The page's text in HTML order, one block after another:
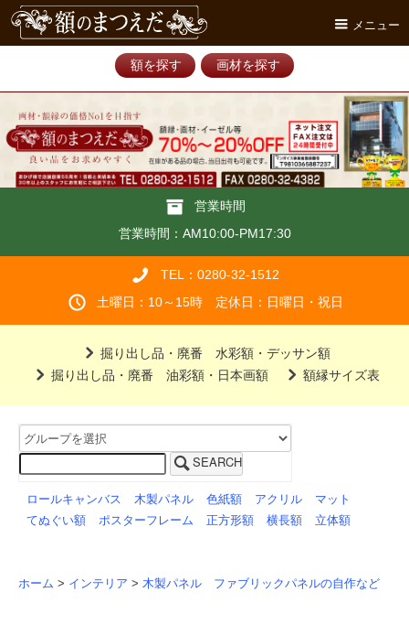
メニュー
額を探す 画材を探す
営業時間
営業時間：AM10:00-PM17:30
TEL：0280-32-1512
土曜日：10～15時 定休日：日曜日・祝日
掘り出し品・廃番 水彩額・デッサン額
掘り出し品・廃番 油彩額・日本画額
額縁サイズ表
SEARCH
ロールキャンバス 木製パネル 色紙額 アクリル
マット
てぬぐい額
ポスターフレーム 正方形額 横長額 立体額
ホーム > インテリア > 木製パネル ファブリックパネルの自作など